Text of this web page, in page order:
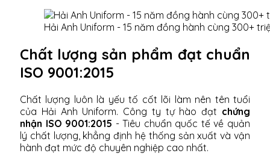
Hải Anh Uniform - 15 năm đồng hành cùng 300+
Chất lượng sản phẩm đạt chuẩn
ISO 9001:2015
Chất lượng luôn là yếu tố cốt lõi làm nên tên tuổi
của Hải Anh Uniform. Công ty tự hào đạt chứng
nhận ISO 9001:2015 - Tiêu chuẩn quốc tế về quản
lý chất lượng, khẳng định hệ thống sản xuất và vận
hành đạt mức độ chuyên nghiệp cao nhất.